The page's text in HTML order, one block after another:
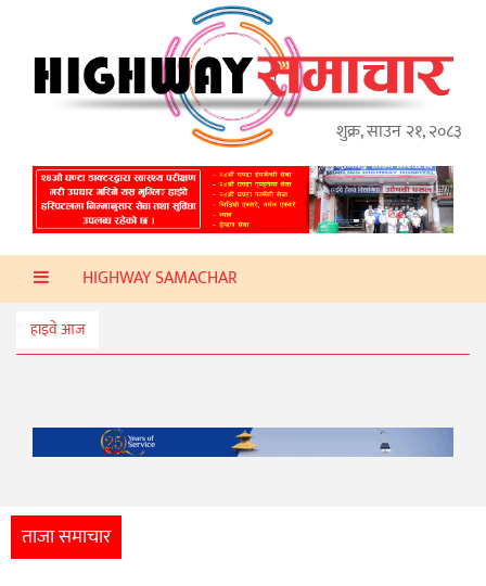
शुक्र, साउन २१, २०८३
गृहपृष्ठ
ताजा
समाचार
प्रदेश
प्रविधि
स्वास्थ्य
मनोरञ्जन
आर्थिक
HIGHWAY SAMACHAR
हाइवे आज
ताजा समाचार